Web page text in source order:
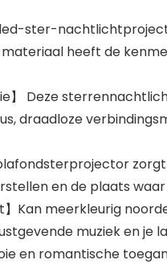
ster-
heeft de
】 Deze
draadloze
en de plaats
Kan meerkleurig
muziek en je
en romantische